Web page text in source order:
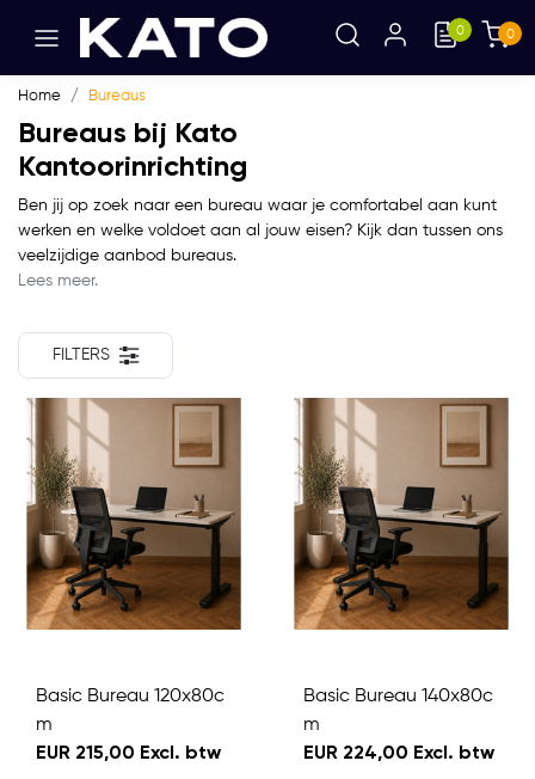
0 0
Home Bureaus
Bureaus bij Kato
Kantoorinrichting
Ben jij op zoek naar een bureau waar je comfortabel aan kunt
werken en welke voldoet aan al jouw eisen? Kijk dan tussen ons
veelzijdige aanbod bureaus.
Lees meer.
FILTERS
Basic Bureau 120x80c
m
EUR 215,00 Excl. btw
Basic Bureau 140x80c
m
EUR 224,00 Excl. btw